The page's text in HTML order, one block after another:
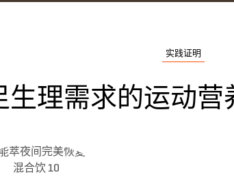
实践证明
生理需求的运动营